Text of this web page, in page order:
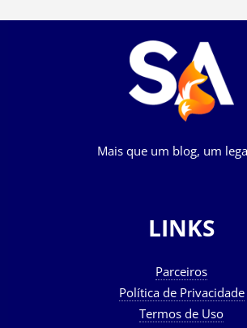
Mais que um blog, um
LINKS
Parceiros
Política de Privacidade
Termos de Uso